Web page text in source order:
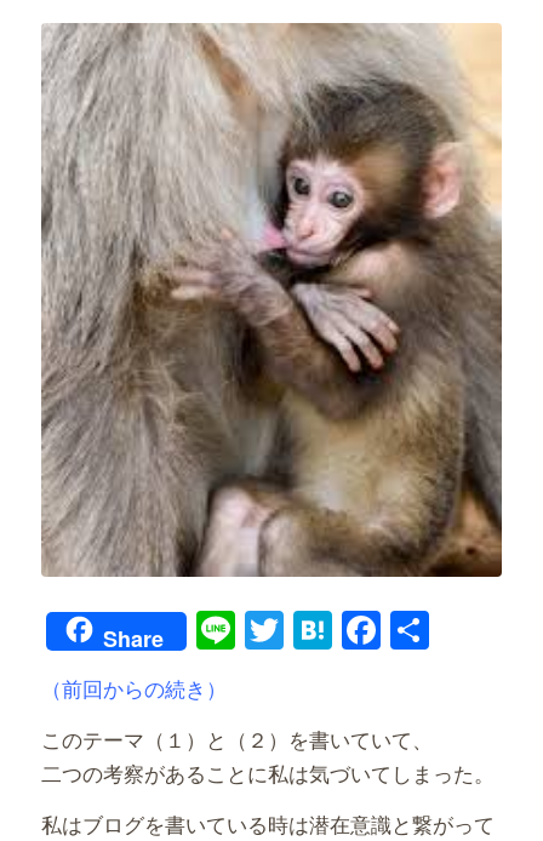
Share LineTwitter
Hatena共
（前回からの続き）
このテーマ（１）と（２）を書いていて、
二つの考察があることに私は気づいてしまった。
私はブログを書いている時は潜在意識と繋がって